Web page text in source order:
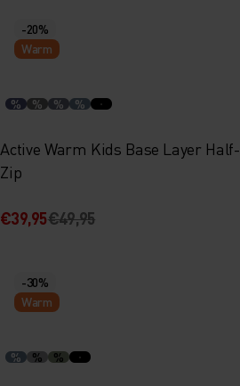
-20%
Warm
% % % %
Active Warm Kids Base Layer Half-
Zip
€39,95€49,95
-30%
Warm
% % %